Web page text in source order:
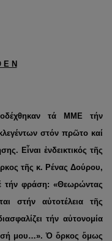
Ε Ν
τά ΜΜΕ τήν
στόν πρῶτο καί
Εἶναι ἐνδεικτικός τῆς
τῆς κ. Ρένας Δούρου,
τήν φράση: «Θεωρώντας
στήν αὐτοτέλεια τῆς
τήν αὐτονομία
μου…». Ὁ ὅρκος ὅμως